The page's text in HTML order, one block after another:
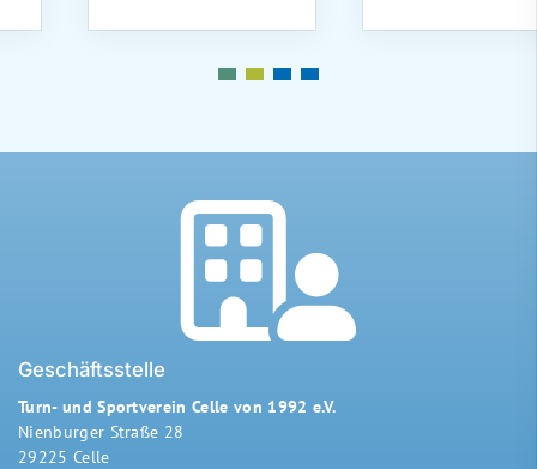
Geschäftsstelle
Turn- und Sportverein Celle von 1992 e.V.
Nienburger Straße 28
29225 Celle